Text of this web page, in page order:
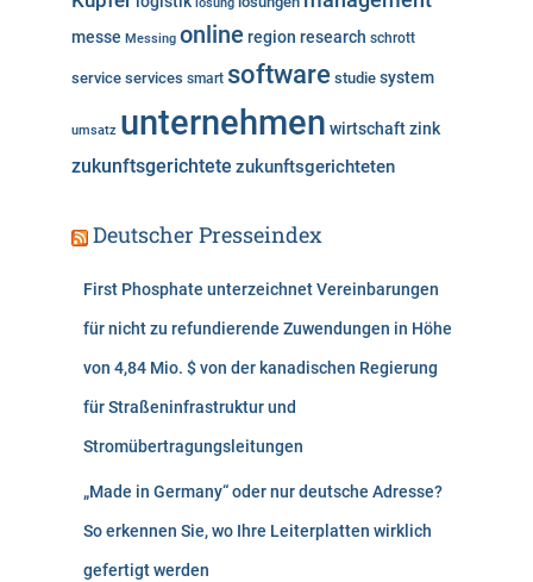
lösung
messe Messing online region research schrott
service services smart software studie system
umsatz unternehmen wirtschaftzink
zukunftsgerichtete zukunftsgerichteten
Deutscher Presseindex
First Phosphate unterzeichnet Vereinbarungen
für nicht zu refundierende Zuwendungen in Höhe
von 4,84 Mio. $ von der kanadischen Regierung
für Straßeninfrastruktur und
Stromübertragungsleitungen
„Made in Germany“ oder nur deutsche Adresse?
So erkennen Sie, wo Ihre Leiterplatten wirklich
gefertigt werden